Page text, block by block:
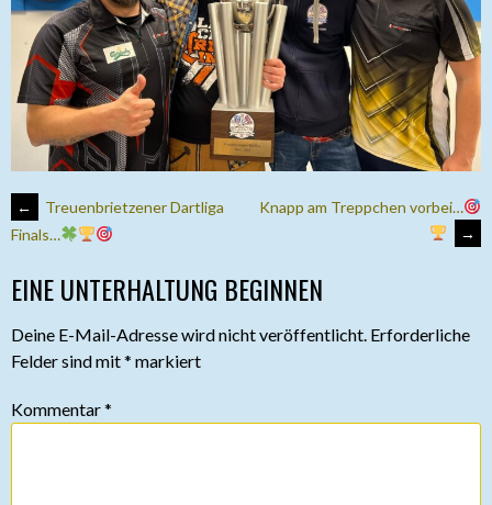
ARTIKEL-
NAVIGATION
←
Treuenbrietzener Dartliga
Finals…
Knapp am Treppchen vorbei…
→
EINE UNTERHALTUNG BEGINNEN
Deine E-Mail-Adresse wird nicht veröffentlicht. Erforderliche
Felder sind mit* markiert
Kommentar*